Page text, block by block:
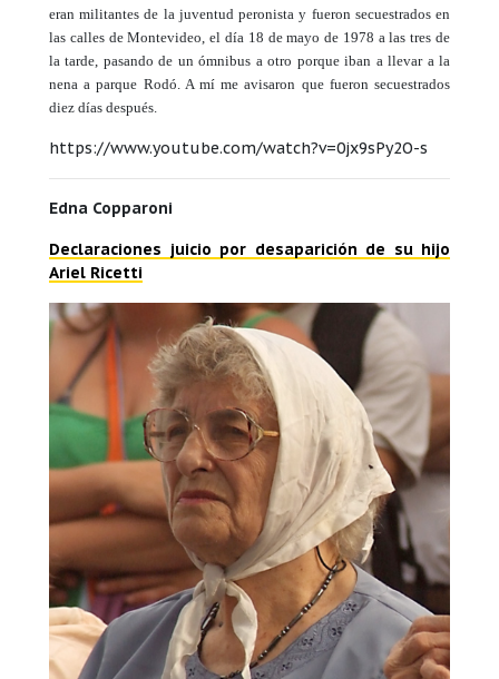
eran militantes de la juventud peronista y fueron secuestrados en
las calles de Montevideo, el día 18 de mayo de 1978 a las tres de
la tarde, pasando de un ómnibus a otro porque iban a llevar a la
nena a parque Rodó. A mí me avisaron que fueron secuestrados
diez días después.
https://www.youtube.com/watch?v=0jx9sPy2O-s
Edna Copparoni
Declaraciones juicio por desaparición de su hijo
Ariel Ricetti